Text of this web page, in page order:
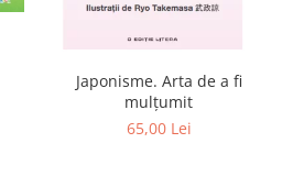
Japonisme. Arta de a fi
mulțumit
65,00 Lei